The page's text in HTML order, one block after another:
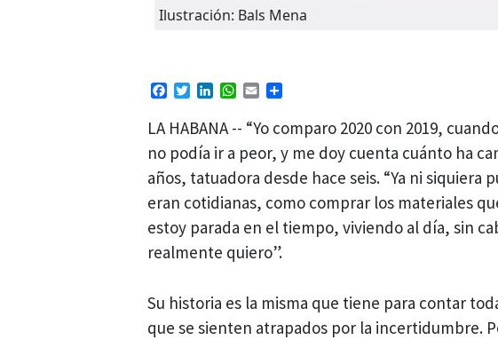
Ilustración: Bals Mena
Facebook
TwitterLinkedIn
WhatsApp
Email
LA HABANA -- “Yo comparo 2020 con 2019,
no podía ir a peor, y me doy cuenta cuánto ha
años, tatuadora desde hace seis. “Ya ni siquiera
eran cotidianas, como comprar los materiales
estoy parada en el tiempo, viviendo al día, sin
realmente quiero”.
Su historia es la misma que tiene para contar
que se sienten atrapados por la incertidumbre.